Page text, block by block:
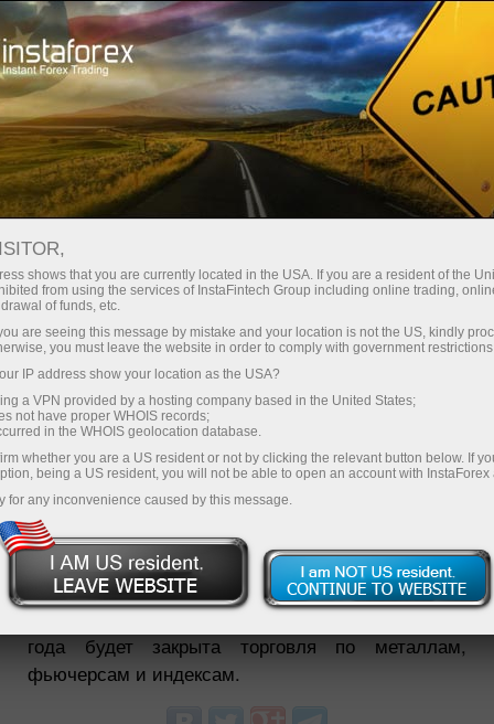
ИЗМЕНЕНИЯ В ГРАФИКЕ
ТОРГОВ 3 АПРЕЛЯ 2026
03.04.2026 05:46 PM
Уважаемые трейдеры!
Обращаем Ваше внимание, что 3 апреля 2026
года будет закрыта торговля по металлам,
фьючерсам и индексам.
shows that you are currently located in the USA. If you are a resident of the
from using the services of InstaFintech Group including online trading,
of funds, etc.
are seeing this message by mistake and your location is not the US, kindly
you must leave the website in order to comply with government
IP address show your location as the USA?
a VPN provided by a hosting company based in the United States;
not have proper WHOIS records;
in the WHOIS geolocation database.
whether you are a US resident or not by clicking the relevant button below. If
being a US resident, you will not be able to open an account with InstaForex
for any inconvenience caused by this message.